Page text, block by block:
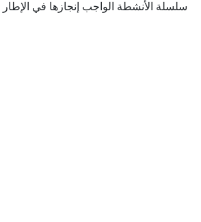
سلسلة الأنشطة الواجب إنجازها في